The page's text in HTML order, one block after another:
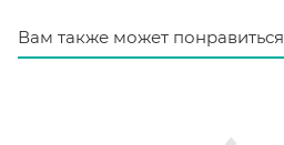
Вам также может понравиться